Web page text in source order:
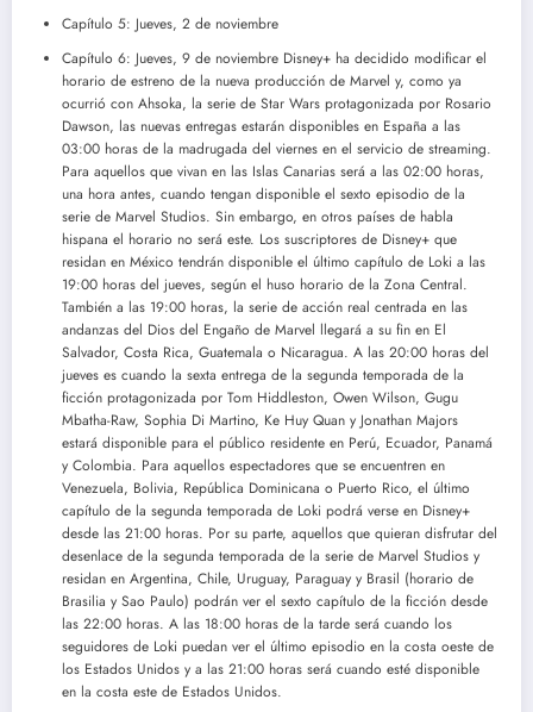
Capítulo 5: Jueves, 2 de noviembre
Capítulo 6: Jueves, 9 de noviembre Disney+ ha decidido modificar el
horario de estreno de la nueva producción de Marvel y, como ya
ocurrió con Ahsoka, la serie de Star Wars protagonizada por Rosario
Dawson, las nuevas entregas estarán disponibles en España a las
03:00 horas de la madrugada del viernes en el servicio de streaming.
Para aquellos que vivan en las Islas Canarias será a las 02:00 horas,
una hora antes, cuando tengan disponible el sexto episodio de la
serie de Marvel Studios. Sin embargo, en otros países de habla
hispana el horario no será este. Los suscriptores de Disney+ que
residan en México tendrán disponible el último capítulo de Loki a las
19:00 horas del jueves, según el huso horario de la Zona Central.
También a las 19:00 horas, la serie de acción real centrada en las
andanzas del Dios del Engaño de Marvel llegará a su fin en El
Salvador, Costa Rica, Guatemala o Nicaragua. A las 20:00 horas del
jueves es cuando la sexta entrega de la segunda temporada de la
ficción protagonizada por Tom Hiddleston, Owen Wilson, Gugu
Mbatha-Raw, Sophia Di Martino, Ke Huy Quan y Jonathan Majors
estará disponible para el público residente en Perú, Ecuador, Panamá
y Colombia. Para aquellos espectadores que se encuentren en
Venezuela, Bolivia, República Dominicana o Puerto Rico, el último
capítulo de la segunda temporada de Loki podrá verse en Disney+
desde las 21:00 horas. Por su parte, aquellos que quieran disfrutar del
desenlace de la segunda temporada de la serie de Marvel Studios y
residan en Argentina, Chile, Uruguay, Paraguay y Brasil (horario de
Brasilia y Sao Paulo) podrán ver el sexto capítulo de la ficción desde
las 22:00 horas. A las 18:00 horas de la tarde será cuando los
seguidores de Loki puedan ver el último episodio en la costa oeste de
los Estados Unidos y a las 21:00 horas será cuando esté disponible
en la costa este de Estados Unidos.